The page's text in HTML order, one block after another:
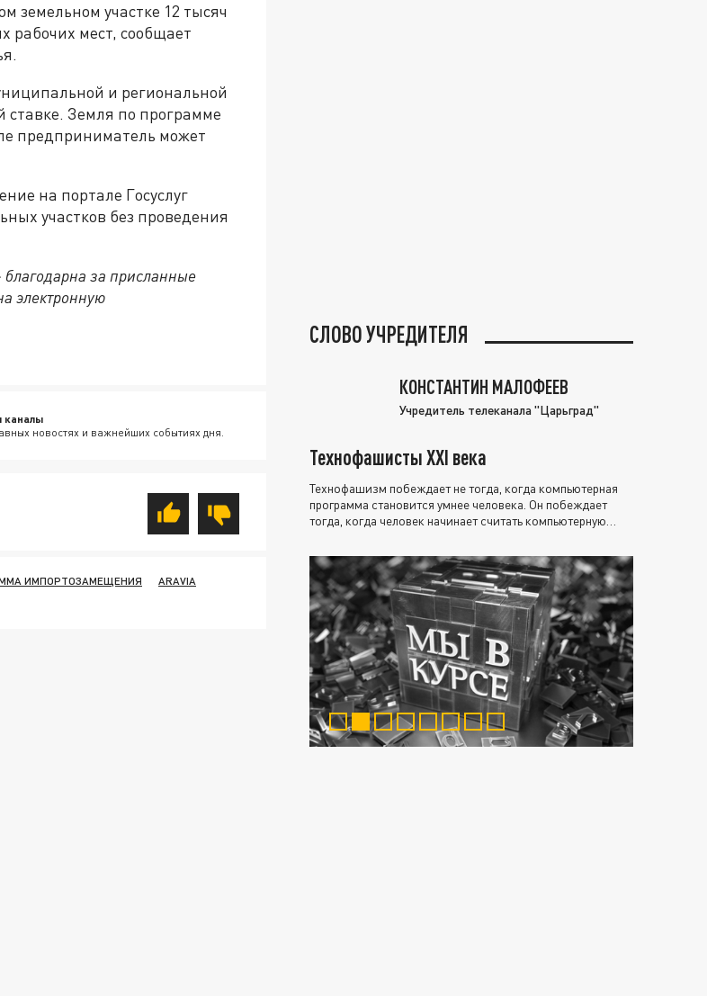
земельном участке 12 тысяч
рабочих мест, сообщает
и региональной
ставке. Земля по программе
предприниматель может
на портале Госуслуг
участков без проведения
за присланные
электронную
каналы
новостях и важнейших событиях дня.
ИМПОРТОЗАМЕЩЕНИЯ
ARAVIA
СЛОВО УЧРЕДИТЕЛЯ
КОНСТАНТИН МАЛОФЕЕВ
Учредитель телеканала "Царьград"
Технофашисты XXI века
Технофашизм побеждает не тогда, когда компьютерная
программа становится умнее человека. Он побеждает
тогда, когда человек начинает считать компьютерную